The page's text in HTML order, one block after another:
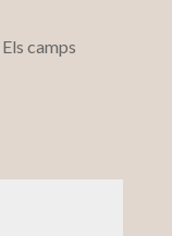
Els camps